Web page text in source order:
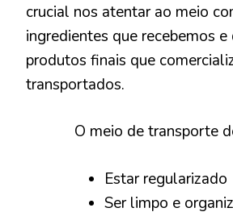
crucial nos atentar ao meio
ingredientes que recebemos e
produtos finais que
transportados.
O meio de transporte
Estar regularizado
Ser limpo e